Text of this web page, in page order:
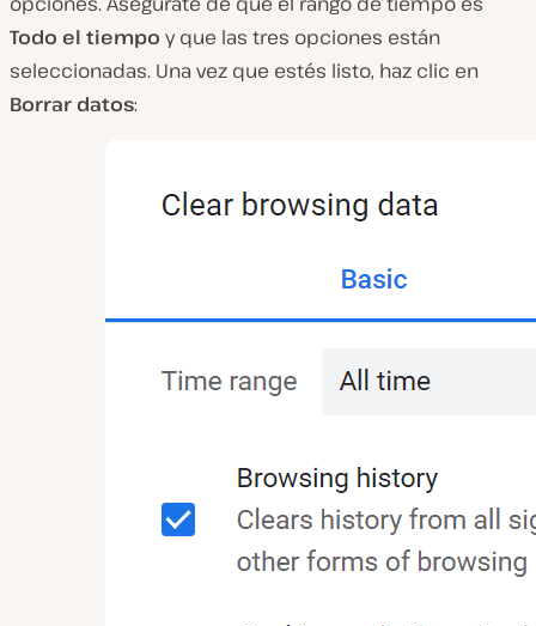
Todo el tiempo y que las tres opciones están
seleccionadas. Una vez que estés listo, haz clic en
Borrar datos: